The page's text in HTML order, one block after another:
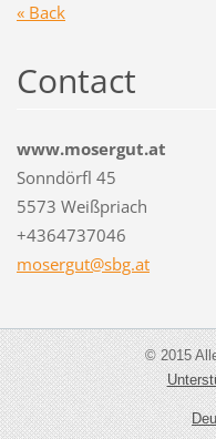
« Back
Contact
www.mosergut.at
Sonndörfl 45
5573 Weißpriach
+4364737046
mosergut@sbg.at
© 2015